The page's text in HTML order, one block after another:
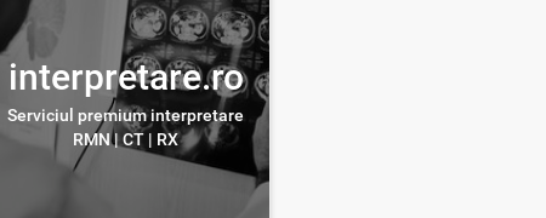
interpretare.ro
Serviciul premium interpretare
RMN | CT | RX